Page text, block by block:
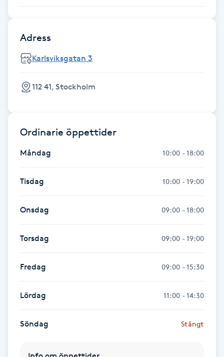
Gellack
Gellack med förstärkning
Gravidmassage
Gravidyoga
Gruppträning
Gua Sha-massage
Hatha Yoga
Adress
Karlsviksgatan 3
112 41, Stockholm
Ordinarie öppettider
Måndag 10:00 - 18:00
Tisdag 10:00 - 19:00
Onsdag 09:00 - 18:00
Torsdag 09:00 - 19:00
Fredag 09:00 - 15:30
Lördag 11:00 - 14:30
Söndag Stängt